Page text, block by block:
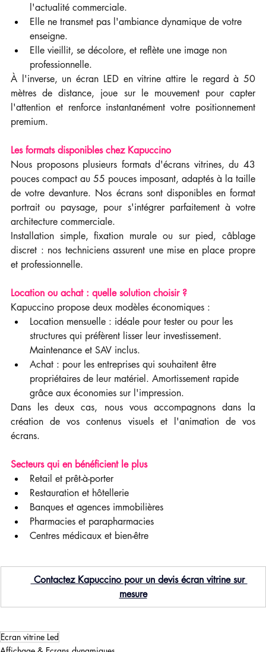
l'actualité commerciale.
Elle ne transmet pas l'ambiance dynamique de votre
enseigne.
Elle vieillit, se décolore, et reflète une image non
professionnelle.
À l'inverse, un écran LED en vitrine attire le regard à 50
mètres de distance, joue sur le mouvement pour capter
l'attention et renforce instantanément votre positionnement
premium.
Les formats disponibles chez Kapuccino
Nous proposons plusieurs formats d'écrans vitrines, du 43
pouces compact au 55 pouces imposant, adaptés à la taille
de votre devanture. Nos écrans sont disponibles en format
portrait ou paysage, pour s'intégrer parfaitement à votre
architecture commerciale.
Installation simple, fixation murale ou sur pied, câblage
discret : nos techniciens assurent une mise en place propre
et professionnelle.
Location ou achat : quelle solution choisir ?
Kapuccino propose deux modèles économiques :
Location mensuelle : idéale pour tester ou pour les
structures qui préfèrent lisser leur investissement.
Maintenance et SAV inclus.
Achat : pour les entreprises qui souhaitent être
propriétaires de leur matériel. Amortissement rapide
grâce aux économies sur l'impression.
Dans les deux cas, nous vous accompagnons dans la
création de vos contenus visuels et l'animation de vos
écrans.
Secteurs qui en bénéficient le plus
Retail et prêt-à-porter
Restauration et hôtellerie
Banques et agences immobilières
Pharmacies et parapharmacies
Centres médicaux et bien-être
Contactez Kapuccino pour un devis écran vitrine sur
mesure
Ecran vitrine Led